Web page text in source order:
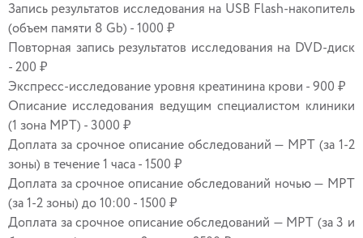
Запись результатов исследования на USB Flash-накопитель
(объем памяти 8 Gb) - 1000 ₽
Повторная запись результатов исследования на DVD-диск
- 200 ₽
Экспресс-исследование уровня креатинина крови - 900 ₽
Описание исследования ведущим специалистом клиники
(1 зона МРТ) - 3000 ₽
Доплата за срочное описание обследований — МРТ (за 1-2
зоны) в течение 1 часа - 1500 ₽
Доплата за срочное описание обследований ночью — МРТ
(за 1-2 зоны) до 10:00 - 1500 ₽
Доплата за срочное описание обследований — МРТ (за 3 и